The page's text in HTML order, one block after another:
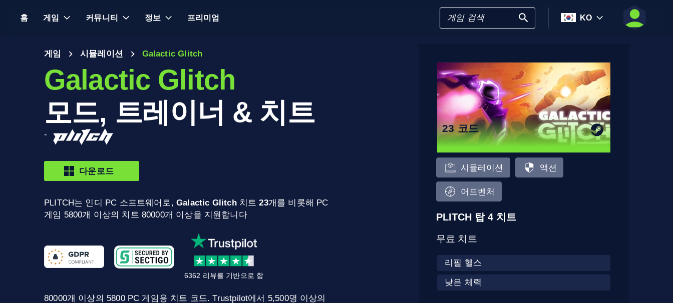
홈 게임 커뮤니티 정보 프리미엄 KO
게임 시뮬레이션 Galactic Glitch
Galactic Glitch
모드, 트레이너 & 치트
-
다운로드
PLITCH는 인디 PC 소프트웨어로,Galactic Glitch치트23개를 비롯해 PC
게임 5800개 이상의 치트 80000개 이상을 지원합니다
6362 리뷰를 기반으로 함
80000개 이상의 5800 PC 게임용 치트 코드. Trustpilot에서 5,500명 이상의
23 코드
시뮬레이션 액션
어드벤처
PLITCH 탑 4 치트
무료 치트
리필 헬스
낮은 체력